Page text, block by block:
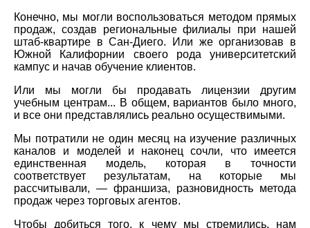
Конечно, мы могли воспользоваться методом прямых
продаж, создав региональные филиалы при нашей
штаб-квартире в Сан-Диего. Или же организовав в
Южной Калифорнии своего рода университетский
кампус и начав обучение клиентов.
Или мы могли бы продавать лицензии другим
учебным центрам... В общем, вариантов было много,
и все они представлялись реально осуществимыми.
Мы потратили не один месяц на изучение различных
каналов и моделей и наконец сочли, что имеется
единственная модель, которая в точности
соответствует результатам, на которые мы
рассчитывали, — франшиза, разновидность метода
продаж через торговых агентов.
Чтобы добиться того, к чему мы стремились, нам